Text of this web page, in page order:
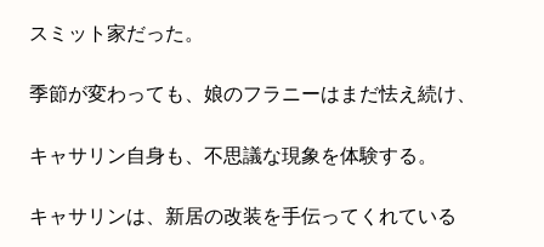
スミット家だった。
季節が変わっても、娘のフラニーはまだ怯え続け、
キャサリン自身も、不思議な現象を体験する。
キャサリンは、新居の改装を手伝ってくれている